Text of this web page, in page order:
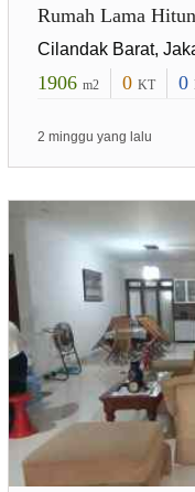
Rumah Lama
Cilandak Barat,
1906 m2 0 KT 0
2 minggu yang lalu